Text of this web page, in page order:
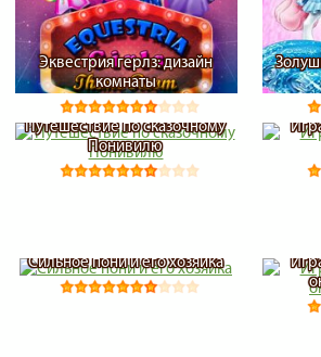
Эквестрия герлз: дизайн
комнаты
Путешествие по сказочному
Понивилю
Сильное пони и его хозяйка